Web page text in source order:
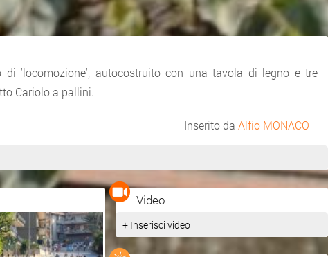
'locomozione', autocostruito con una tavola di legno e tre
Cariolo a pallini.
Inserito daAlfio MONACO
Video
+ Inserisci video